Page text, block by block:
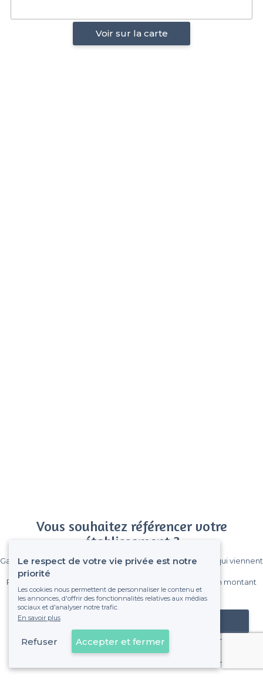
Voir sur la carte
Vous souhaitez référencer votre
établissement ?
Gagnez de nombreux clients parmi le million de visiteurs qui viennent
Pas de commissions et sans engagement, vous payez un montant
fixe sans risque de voir déraper la facture.
Référencer mon établissement
Déjà client
Le respect de votre vie privée est notre
priorité
Les cookies nous permettent de personnaliser le contenu et
les annonces, d'offrir des fonctionnalités relatives aux médias
sociaux et d'analyser notre trafic.
En savoir plus
Refuser Accepter et fermer